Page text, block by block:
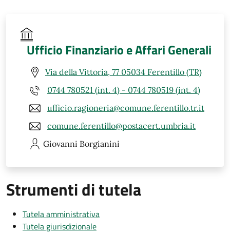
Ufficio Finanziario e Affari Generali
Via della Vittoria, 77 05034 Ferentillo (TR)
0744 780521 (int. 4) - 0744 780519 (int. 4)
ufficio.ragioneria@comune.ferentillo.tr.it
comune.ferentillo@postacert.umbria.it
Giovanni Borgianini
Strumenti di tutela
Tutela amministrativa
Tutela giurisdizionale